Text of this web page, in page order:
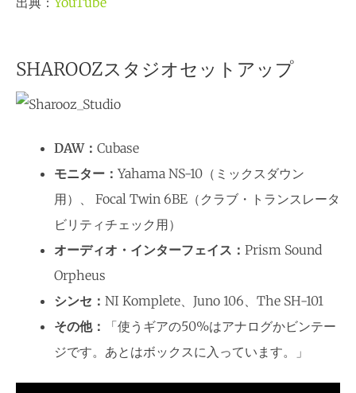
SHAROOZスタジオセットアップ
DAW： Cubase
モニター： Yahama NS-10（ミックスダウン
用）、 Focal Twin 6BE（クラブ・トランスレータ
ビリティチェック用）
オーディオ・インターフェイス： Prism Sound
Orpheus
シンセ： NI Komplete、Juno 106、The SH-101
その他：
「使うギアの50%はアナログかビンテー
ジです。あとはボックスに入っています。」